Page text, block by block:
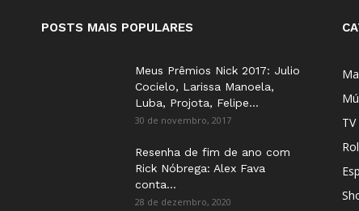
POSTS MAIS POPULARES
Meus Prêmios Nick 2017: Julio
Cocielo, Larissa Manoela,
Luba, Projota, Felipe...
30 de novembro, 2017
Resenha de fim de ano com
Rick Nóbrega: Alex Fava
conta...
28 de dezembro, 2020